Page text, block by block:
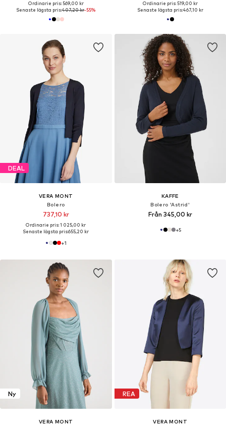
Ordinarie pris: 569,00 kr
Senaste lägsta pris:407,20 kr-55%
Ordinarie pris: 519,00 kr
Senaste lägsta pris:467,10 kr
DEAL
VERA MONT
Bolero
737,10 kr
Ordinarie pris: 1 025,00 kr
Senaste lägsta pris:655,20 kr
+1
KAFFE
Bolero 'Astrid'
Från 345,00 kr
+5
Ny
VERA MONT
REA
VERA MONT